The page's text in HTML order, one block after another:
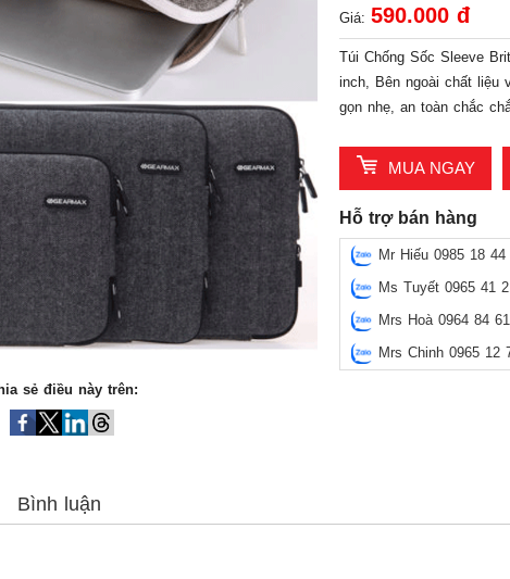
sẻ điều này trên:
Giá: 590.000 đ
Túi Chống Sốc Sleeve
inch, Bên ngoài chất liệu
gọn nhẹ, an toàn chắc
MUA NGAY
Hỗ trợ bán hàng
Mr Hiếu 0985 18
Ms Tuyết 0965 41
Mrs Hoà 0964 84
Mrs Chinh 0965 12
Bình luận